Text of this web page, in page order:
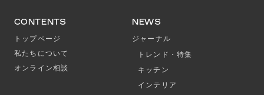
CONTENTS
トップページ
私たちについて
オンライン相談
NEWS
ジャーナル
トレンド・特集
キッチン
インテリア